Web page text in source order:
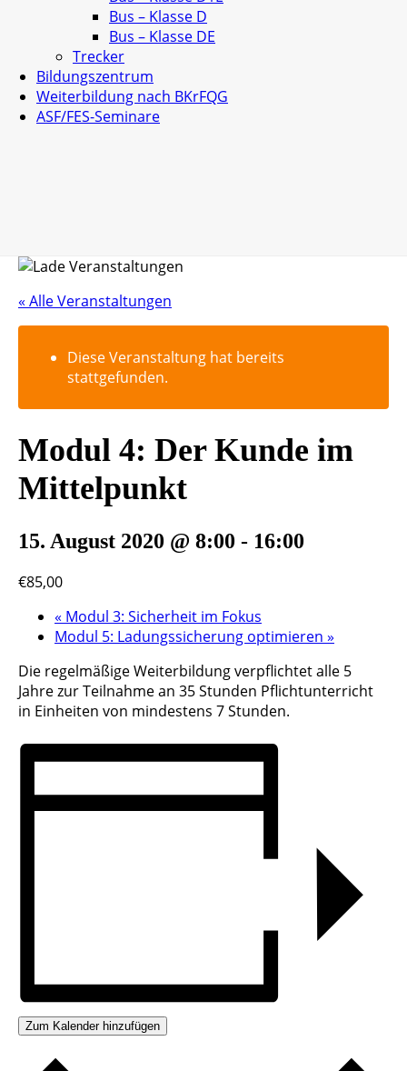
Bus – Klasse D
Bus – Klasse DE
Trecker
Bildungszentrum
Weiterbildung nach BKrFQG
ASF/FES-Seminare
« Alle Veranstaltungen
Diese Veranstaltung hat bereits
stattgefunden.
Modul 4: Der Kunde im
Mittelpunkt
15. August 2020 @ 8:00 - 16:00
€85,00
« Modul 3: Sicherheit im Fokus
Modul 5: Ladungssicherung optimieren »
Die regelmäßige Weiterbildung verpflichtet alle 5
Jahre zur Teilnahme an 35 Stunden Pflichtunterricht
in Einheiten von mindestens 7 Stunden.
Zum Kalender hinzufügen